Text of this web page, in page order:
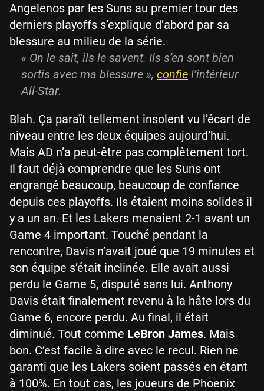
Angelenos par les Suns au premier tour des
derniers playoffs s’explique d’abord par sa
blessure au milieu de la série.
« On le sait, ils le savent. Ils s’en sont bien
sortis avec ma blessure », confie l’intérieur
All-Star.
Blah. Ça paraît tellement insolent vu l’écart de
niveau entre les deux équipes aujourd’hui.
Mais AD n’a peut-être pas complètement tort.
Il faut déjà comprendre que les Suns ont
engrangé beaucoup, beaucoup de confiance
depuis ces playoffs. Ils étaient moins solides il
y a un an. Et les Lakers menaient 2-1 avant un
Game 4 important. Touché pendant la
rencontre, Davis n’avait joué que 19 minutes et
son équipe s’était inclinée. Elle avait aussi
perdu le Game 5, disputé sans lui. Anthony
Davis était finalement revenu à la hâte lors du
Game 6, encore perdu. Au final, il était
diminué. Tout comme LeBron James. Mais
bon. C’est facile à dire avec le recul. Rien ne
garanti que les Lakers soient passés en étant
à 100%. En tout cas, les joueurs de Phoenix